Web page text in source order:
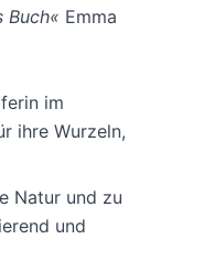
Buch« Emma
im
ihre Wurzeln,
Natur und zu
und